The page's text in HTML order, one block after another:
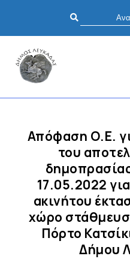
Απόφαση Ο.Ε.
του
17.05.2022
ακινήτου
χώρο
Πόρτο
Δήμου